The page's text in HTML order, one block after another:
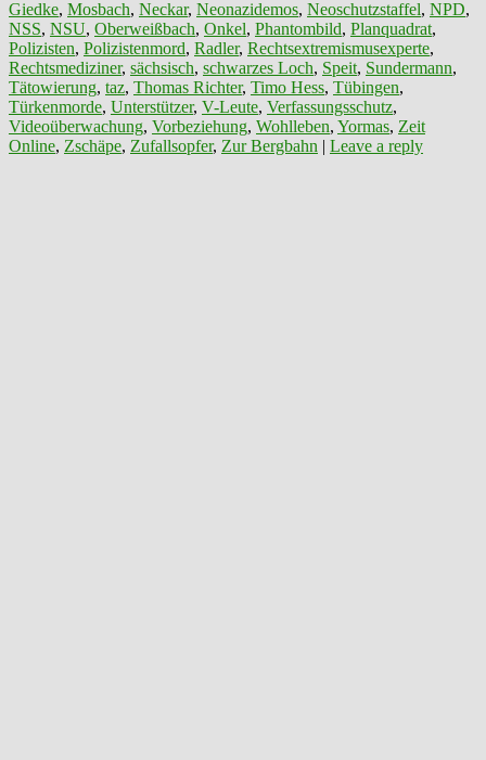
Giedke, Mosbach, Neckar, Neonazidemos, Neoschutzstaffel, NPD,
NSS, NSU, Oberweißbach, Onkel, Phantombild, Planquadrat,
Polizisten, Polizistenmord, Radler, Rechtsextremismusexperte,
Rechtsmediziner, sächsisch, schwarzes Loch, Speit, Sundermann,
Tätowierung, taz, Thomas Richter, Timo Hess, Tübingen,
Türkenmorde, Unterstützer, V-Leute, Verfassungsschutz,
Videoüberwachung, Vorbeziehung, Wohlleben, Yormas, Zeit
Online, Zschäpe, Zufallsopfer, Zur Bergbahn | Leave a reply